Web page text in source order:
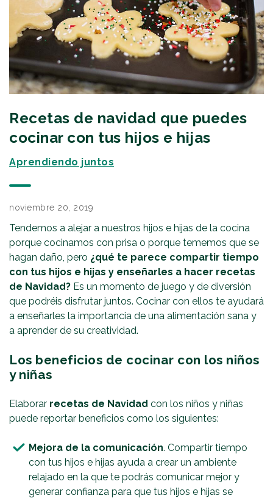
Recetas de navidad que puedes
cocinar con tus hijos e hijas
Aprendiendo juntos
noviembre 20, 2019
Tendemos a alejar a nuestros hijos e hijas de la cocina
porque cocinamos con prisa o porque tememos que se
hagan daño, pero ¿qué te parece compartir tiempo
con tus hijos e hijas y enseñarles a hacer recetas
de Navidad? Es un momento de juego y de diversión
que podréis disfrutar juntos. Cocinar con ellos te ayudará
a enseñarles la importancia de una alimentación sana y
a aprender de su creatividad.
Los beneficios de cocinar con los niños
y niñas
Elaborar recetas de Navidad con los niños y niñas
puede reportar beneficios como los siguientes:
Mejora de la comunicación. Compartir tiempo
con tus hijos e hijas ayuda a crear un ambiente
relajado en la que te podrás comunicar mejor y
generar confianza para que tus hijos e hijas se